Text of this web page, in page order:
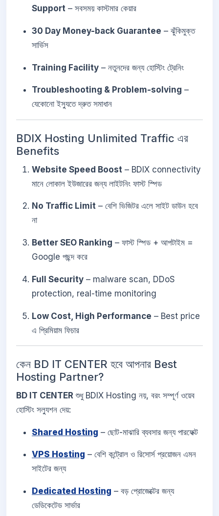
Support – সবসময় কাস্টমার কেয়ার
30 Day Money-back Guarantee – ঝুঁকিমুক্ত
সার্ভিস
Training Facility – নতুনদের জন্য হোস্টিং ট্রেনিং
Troubleshooting & Problem-solving –
যেকোনো ইস্যুতে দ্রুত সমাধান
BDIX Hosting Unlimited Traffic এর
Benefits
Website Speed Boost – BDIX connectivity
মানে লোকাল ইউজারের জন্য লাইটনিং ফাস্ট স্পিড
No Traffic Limit – বেশি ভিজিটর এলে সাইট ডাউন হবে
না
Better SEO Ranking – ফাস্ট স্পিড + আপটাইম =
Google পছন্দ করে
Full Security – malware scan, DDoS
protection, real-time monitoring
Low Cost, High Performance – Best price
এ প্রিমিয়াম ফিচার
কেন BD IT CENTER হবে আপনার Best
Hosting Partner?
BD IT CENTER শুধু BDIX Hosting নয়, বরং সম্পূর্ণ ওয়েব
হোস্টিং সল্যুশন দেয়:
Shared Hosting – ছোট-মাঝারি ব্যবসার জন্য পারফেক্ট
VPS Hosting – বেশি কন্ট্রোল ও রিসোর্স প্রয়োজন এমন
সাইটের জন্য
Dedicated Hosting – বড় প্রোজেক্টের জন্য
ডেডিকেটেড সার্ভার